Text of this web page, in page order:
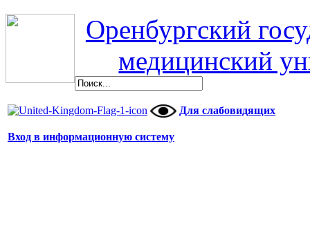
Оренбургский
медицинский
Для слабовидящих
Вход в информационную систему